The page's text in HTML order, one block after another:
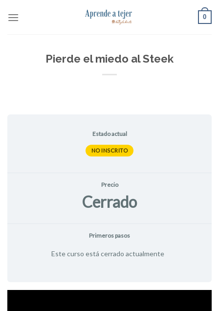
0
Pierde el miedo al Steek
Estado actual
NO INSCRITO
Precio
Cerrado
Primeros pasos
Este curso está cerrado actualmente